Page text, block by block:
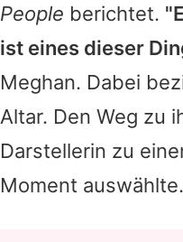
People berichtet.
ist eines dieser
Meghan. Dabei
Altar. Den Weg zu
Darstellerin zu
Moment auswählte.